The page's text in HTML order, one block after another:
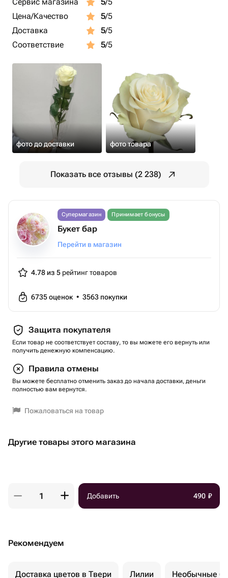
Цена/Качество
5/5
Доставка
5/5
Соответствие
5/5
фото до доставки фото товара
Показать все отзывы (2 238)
Супермагазин Принимает бонусы
Букет бар
Перейти в магазин
4.78 из 5 рейтинг товаров
6735оценок • 3563 покупки
Защита покупателя
Если товар не соответствует составу, то вы можете его вернуть или
получить денежную компенсацию.
Правила отмены
Вы можете бесплатно отменить заказ до начала доставки, деньги
полностью вам вернутся.
Пожаловаться на товар
Другие товары этого магазина
Добавить 490 ₽
Рекомендуем
Доставка цветов в Твери Лилии Необычные